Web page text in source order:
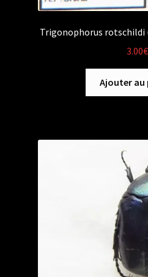
Trigonophorus rotschildi
3.00€
Ajouter au